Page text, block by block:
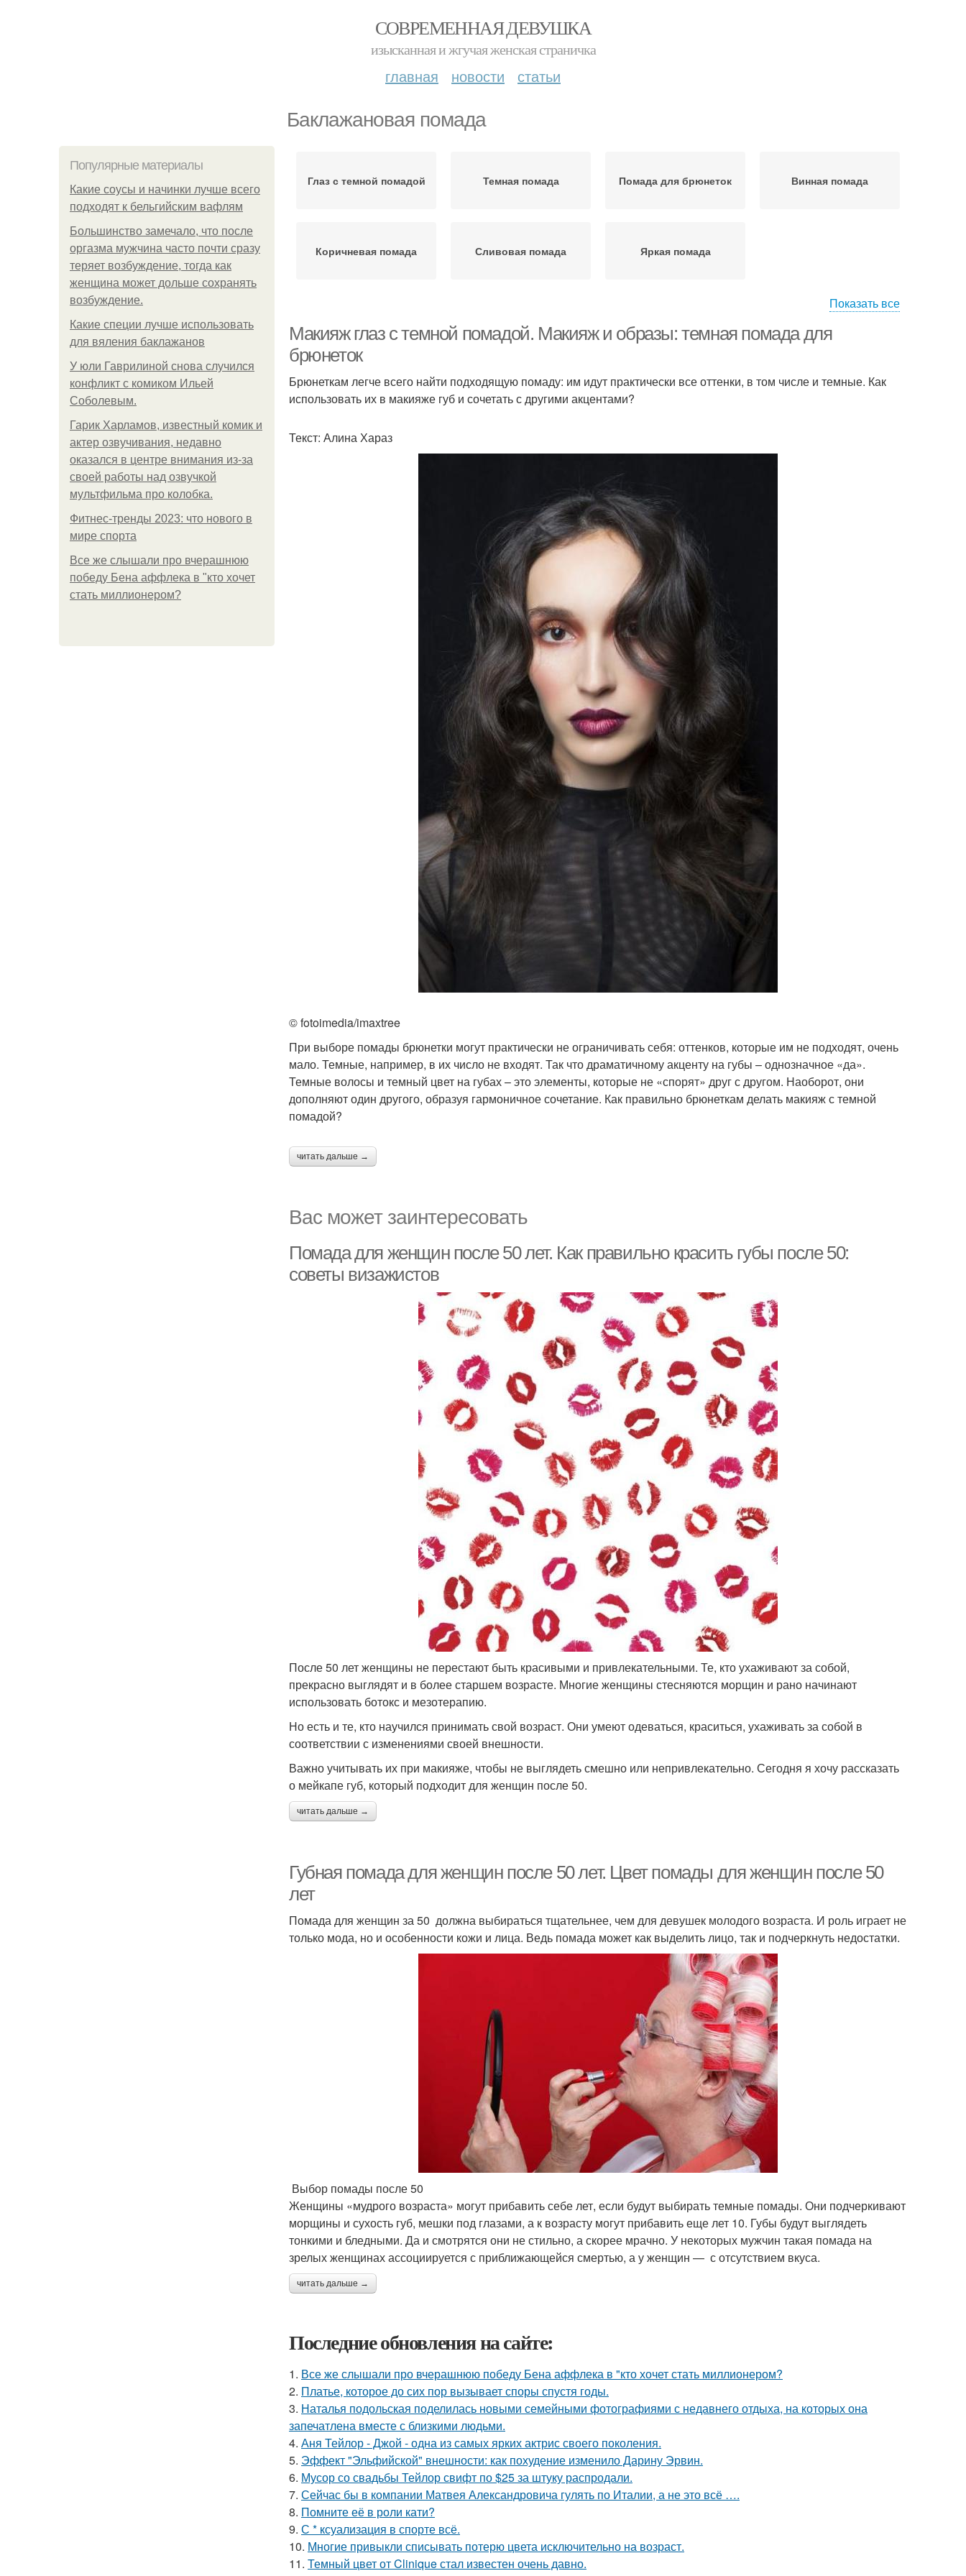
СОВРЕМЕННАЯ ДЕВУШКА
изысканная и жгучая женская страничка
главная новости статьи
Баклажановая помада
Популярные материалы
Какие соусы и начинки лучше всего
подходят к бельгийским вафлям
Большинство замечало, что после
оргазма мужчина часто почти сразу
теряет возбуждение, тогда как
женщина может дольше сохранять
возбуждение.
Какие специи лучше использовать
для вяления баклажанов
У юли Гаврилиной снова случился
конфликт с комиком Ильей
Соболевым.
Гарик Харламов, известный комик и
актер озвучивания, недавно
оказался в центре внимания из-за
своей работы над озвучкой
мультфильма про колобка.
Фитнес-тренды 2023: что нового в
мире спорта
Все же слышали про вчерашнюю
победу Бена аффлека в "кто хочет
стать миллионером?
Глаз с темной помадой Темная помада Помада для брюнеток Винная помада
Коричневая помада Сливовая помада Яркая помада
Показать все
Макияж глаз с темной помадой. Макияж и образы: темная помада для
брюнеток
Брюнеткам легче всего найти подходящую помаду: им идут практически все оттенки, в том числе и темные. Как
использовать их в макияже губ и сочетать с другими акцентами?
Текст: Алина Хараз
© fotoimedia/imaxtree
При выборе помады брюнетки могут практически не ограничивать себя: оттенков, которые им не подходят, очень
мало. Темные, например, в их число не входят. Так что драматичному акценту на губы – однозначное «да».
Темные волосы и темный цвет на губах – это элементы, которые не «спорят» друг с другом. Наоборот, они
дополняют один другого, образуя гармоничное сочетание. Как правильно брюнеткам делать макияж с темной
помадой?
читать дальше →
Вас может заинтересовать
Помада для женщин после 50 лет. Как правильно красить губы после 50:
советы визажистов
После 50 лет женщины не перестают быть красивыми и привлекательными. Те, кто ухаживают за собой,
прекрасно выглядят и в более старшем возрасте. Многие женщины стесняются морщин и рано начинают
использовать ботокс и мезотерапию.
Но есть и те, кто научился принимать свой возраст. Они умеют одеваться, краситься, ухаживать за собой в
соответствии с изменениями своей внешности.
Важно учитывать их при макияже, чтобы не выглядеть смешно или непривлекательно. Сегодня я хочу рассказать
о мейкапе губ, который подходит для женщин после 50.
читать дальше →
Губная помада для женщин после 50 лет. Цвет помады для женщин после 50
лет
Помада для женщин за 50 должна выбираться тщательнее, чем для девушек молодого возраста. И роль играет не
только мода, но и особенности кожи и лица. Ведь помада может как выделить лицо, так и подчеркнуть недостатки.
Выбор помады после 50
Женщины «мудрого возраста» могут прибавить себе лет, если будут выбирать темные помады. Они подчеркивают
морщины и сухость губ, мешки под глазами, а к возрасту могут прибавить еще лет 10. Губы будут выглядеть
тонкими и бледными. Да и смотрятся они не стильно, а скорее мрачно. У некоторых мужчин такая помада на
зрелых женщинах ассоциируется с приближающейся смертью, а у женщин — с отсутствием вкуса.
читать дальше →
Последние обновления на сайте:
1. Все же слышали про вчерашнюю победу Бена аффлека в "кто хочет стать миллионером?
2. Платье, которое до сих пор вызывает споры спустя годы.
3. Наталья подольская поделилась новыми семейными фотографиями с недавнего отдыха, на которых она
запечатлена вместе с близкими людьми.
4. Аня Тейлор - Джой - одна из самых ярких актрис своего поколения.
5. Эффект "Эльфийской" внешности: как похудение изменило Дарину Эрвин.
6. Мусор со свадьбы Тейлор свифт по $25 за штуку распродали.
7. Сейчас бы в компании Матвея Александровича гулять по Италии, а не это всё ….
8. Помните её в роли кати?
9. С * ксуализация в спорте всё.
10. Многие привыкли списывать потерю цвета исключительно на возраст.
11. Темный цвет от Clinique стал известен очень давно.